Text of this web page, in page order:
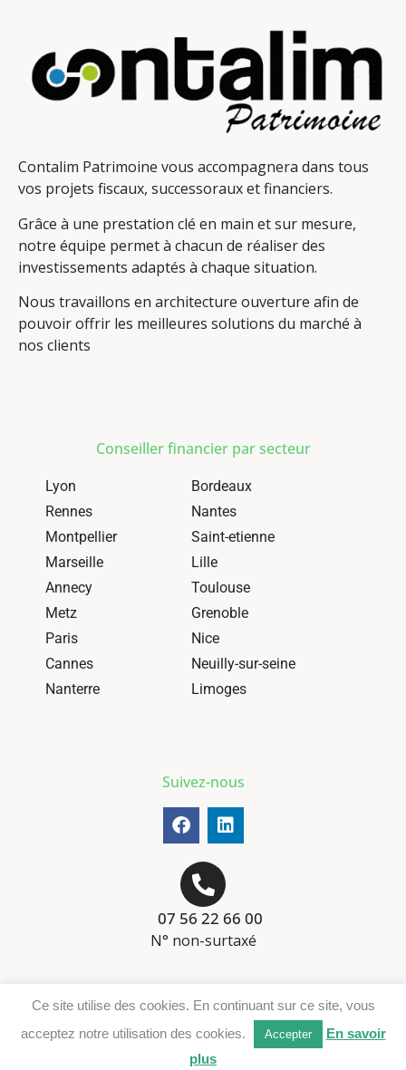
Contalim Patrimoine vous accompagnera dans tous
vos projets fiscaux, successoraux et financiers.
Grâce à une prestation clé en main et sur mesure,
notre équipe permet à chacun de réaliser des
investissements adaptés à chaque situation.
Nous travaillons en architecture ouverture afin de
pouvoir offrir les meilleures solutions du marché à
nos clients
Conseiller financier par secteur
Lyon
Bordeaux
Rennes
Nantes
Montpellier
Saint-etienne
Marseille
Lille
Annecy
Toulouse
Metz
Grenoble
Paris
Nice
Cannes
Neuilly-sur-seine
Nanterre
Limoges
Suivez-nous
07 56 22 66 00
N° non-surtaxé
Téléchargement DER
Ce site utilise des cookies. En continuant sur ce site, vous
acceptez notre utilisation des cookies.
Accepter
En savoir
plus